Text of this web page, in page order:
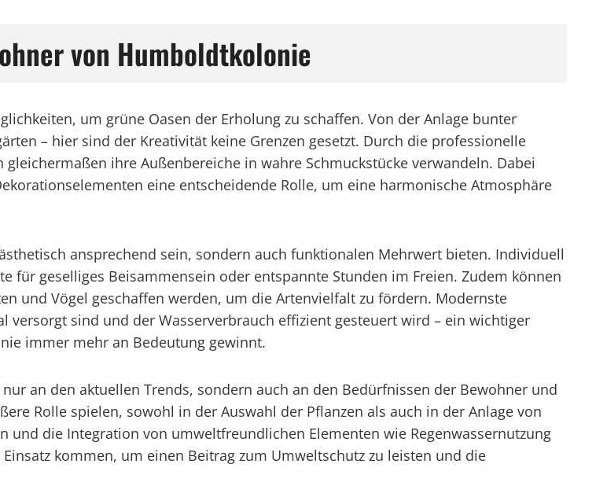
von Humboldtkolonie
um grüne Oasen der Erholung zu schaffen. Von der Anlage bunter
– hier sind der Kreativität keine Grenzen gesetzt. Durch die professionelle
ihre Außenbereiche in wahre Schmuckstücke verwandeln. Dabei
eine entscheidende Rolle, um eine harmonische Atmosphäre
ansprechend sein, sondern auch funktionalen Mehrwert bieten. Individuell
für geselliges Beisammensein oder entspannte Stunden im Freien. Zudem können
und Vögel geschaffen werden, um die Artenvielfalt zu fördern. Modernste
versorgt sind und der Wasserverbrauch effizient gesteuert wird – ein wichtiger
immer mehr an Bedeutung gewinnt.
an den aktuellen Trends, sondern auch an den Bedürfnissen der Bewohner und
Rolle spielen, sowohl in der Auswahl der Pflanzen als auch in der Anlage von
und die Integration von umweltfreundlichen Elementen wie Regenwassernutzung
kommen, um einen Beitrag zum Umweltschutz zu leisten und die